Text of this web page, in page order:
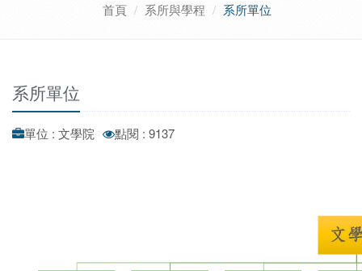
首頁 系所與學程 系所單位
系所單位
單位 : 文學院 點閱 : 9137